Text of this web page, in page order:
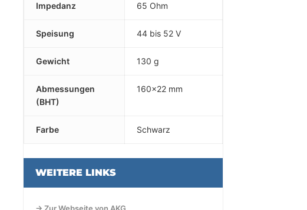
Impedanz 65 Ohm
Speisung 44 bis 52 V
Gewicht 130 g
Abmessungen
(BHT)
160x22 mm
Farbe Schwarz
WEITERE LINKS